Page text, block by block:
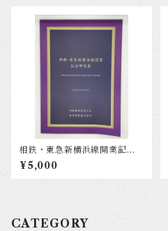
相鉄・東急新横浜線開業記念
時刻表
¥5,000
CATEGORY